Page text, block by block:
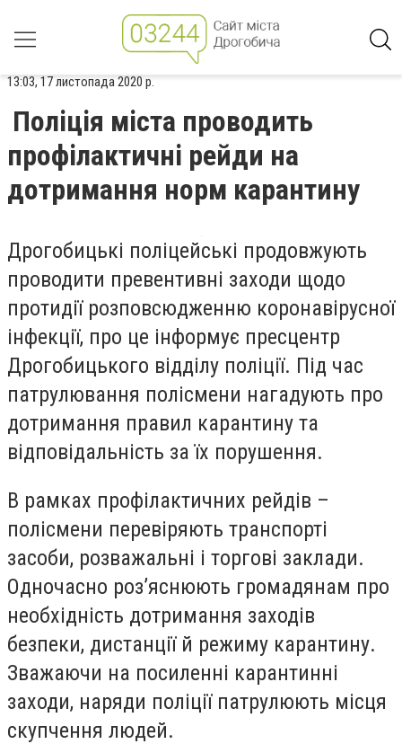
13:03, 17 листопада 2020 р.
Поліція міста проводить
профілактичні рейди на
дотримання норм карантину
Дрогобицькі поліцейські продовжують
проводити превентивні заходи щодо
протидії розповсюдженню коронавірусної
інфекції, про це інформує пресцентр
Дрогобицького відділу поліції. Під час
патрулювання полісмени нагадують про
дотримання правил карантину та
відповідальність за їх порушення.
В рамках профілактичних рейдів –
полісмени перевіряють транспорті
засоби, розважальні і торгові заклади.
Одночасно роз’яснюють громадянам про
необхідність дотримання заходів
безпеки, дистанції й режиму карантину.
Зважаючи на посиленні карантинні
заходи, наряди поліції патрулюють місця
скупчення людей.